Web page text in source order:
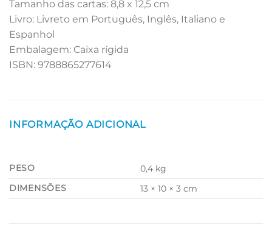
Tamanho das cartas: 8,8 x 12,5 cm
Livro: Livreto em Português, Inglês, Italiano e
Espanhol
Embalagem: Caixa rígida
ISBN: 9788865277614
INFORMAÇÃO ADICIONAL
PESO
0,4 kg
DIMENSÕES
13 × 10 × 3 cm